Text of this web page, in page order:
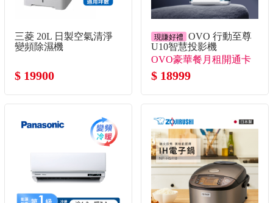
三菱 20L 日製空氣清淨
變頻除濕機
$ 19900
現賺好禮
OVO 行動至尊
U10智慧投影機
OVO豪華餐月租開通卡
+送月租開通卡*3！+送
$ 18999